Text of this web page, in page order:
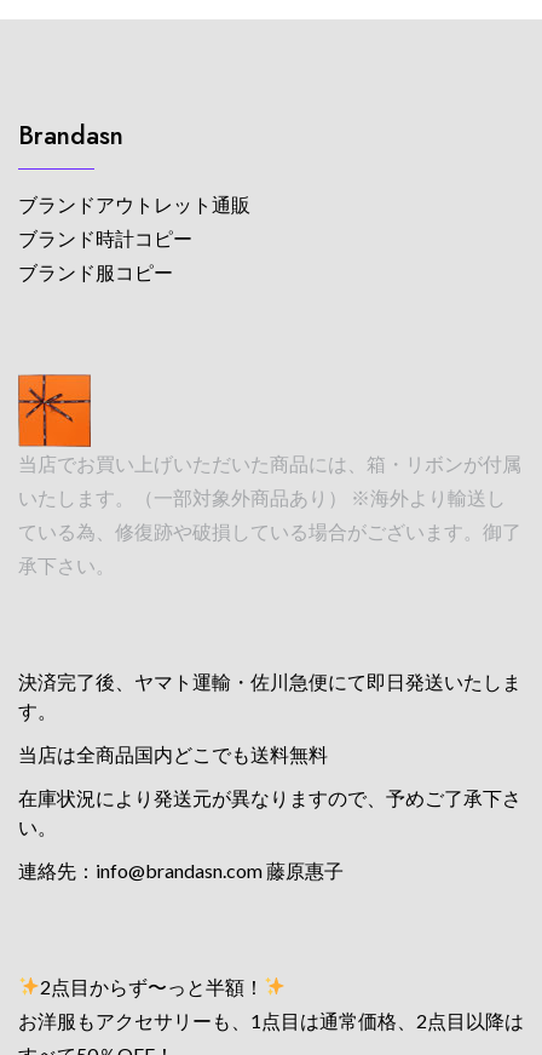
Brandasn
ブランドアウトレット通販
ブランド時計コピー
ブランド服コピー
当店でお買い上げいただいた商品には、箱・リボンが付属
いたします。（一部対象外商品あり） ※海外より輸送し
ている為、修復跡や破損している場合がございます。御了
承下さい。
決済完了後、ヤマト運輸・佐川急便にて即日発送いたしま
す。
当店は全商品国内どこでも送料無料
在庫状況により発送元が異なりますので、予めご了承下さ
い。
連絡先： info@brandasn.com藤原惠子
2点目からず〜っと半額！
お洋服もアクセサリーも、1点目は通常価格、2点目以降は